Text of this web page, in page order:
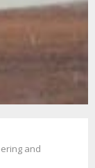
and